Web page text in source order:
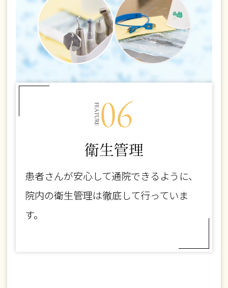
衛生管理
患者さんが安心して通院できるように、
院内の衛生管理は徹底して行っていま
す。